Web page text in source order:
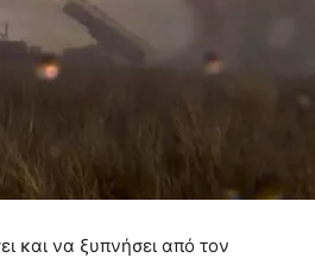
και να ξυπνήσει από τον